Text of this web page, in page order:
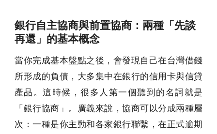
銀行自主協商與前置協商：兩種「先談
再還」的基本概念
當你完成基本盤點之後，會發現自己在台灣借錢
所形成的負債，大多集中在銀行的信用卡與信貸
產品。這時候，很多人第一個聽到的名詞就是
「銀行協商」。廣義來說，協商可以分成兩種層
次：一種是你主動和各家銀行聯繫，在正式逾期